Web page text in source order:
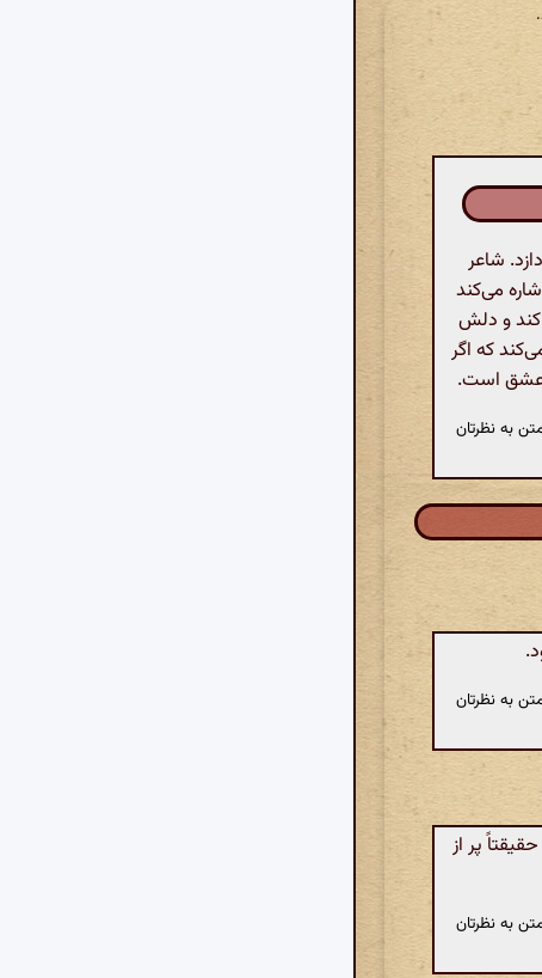
شاعر
می‌کند
کند و دلش
که اگر
عشق است.
به نظرتان
به نظرتان
پر از
به نظرتان